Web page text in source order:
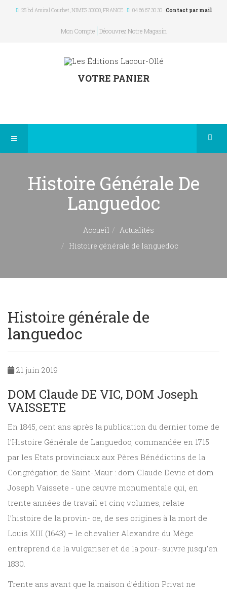
25 bd Amiral Courbet, NIMES 30000,FRANCE 04 66 67 30 30 Contact par mail
Mon Compte Découvrez Notre Magasin
VOTRE PANIER
Histoire Générale De
Languedoc
Accueil
Actualités
Histoire générale de languedoc
Histoire générale de
languedoc
21 juin 2019
DOM Claude DE VIC, DOM Joseph
VAISSETE
En 1845, cent ans après la publication du dernier tome de
l’Histoire Générale de Languedoc, commandée en 1715
par les Etats provinciaux aux Pères Bénédictins de la
Congrégation de Saint-Maur : dom Claude Devic et dom
Joseph Vaissete - une œuvre monumentale qui, en
trente années de travail et cinq volumes, relate
l’histoire de la provin- ce, de ses origines à la mort de
Louis XIII (1643) – le chevalier Alexandre du Mège
entreprend de la vulgariser et de la pour- suivre jusqu’en
1830.
Trente ans avant que la maison d’édition Privat ne